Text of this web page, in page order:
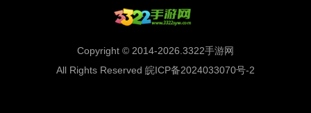
Copyright © 2014-2026.3322手游网
All Rights Reserved 皖ICP备2024033070号-2